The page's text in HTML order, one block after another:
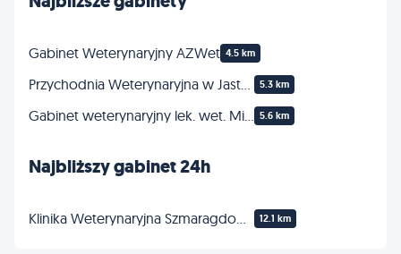
Gabinet Weterynaryjny AZWet 4.5 km
5.3 km
5.6 km
Najbliższy gabinet 24h
12.1 km